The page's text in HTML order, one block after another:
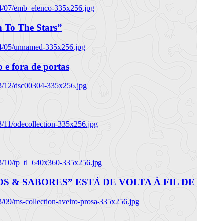
07/emb_elenco-335x256.jpg
To The Stars”
05/unnamed-335x256.jpg
e fora de portas
12/dsc00304-335x256.jpg
11/odecollection-335x256.jpg
10/tp_tl_640x360-335x256.jpg
& SABORES” ESTÁ DE VOLTA À FIL DE
ms-collection-aveiro-prosa-335x256.jpg